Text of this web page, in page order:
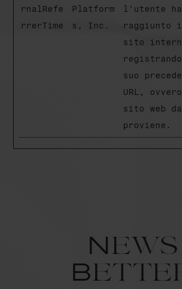
rnalRefe
rrerTime
Platform
s, Inc.
l'utente ha
raggiunto
sito
suo
URL,
sito web
proviene.
News